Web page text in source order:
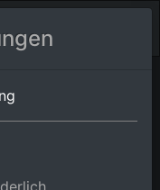
Bolchen